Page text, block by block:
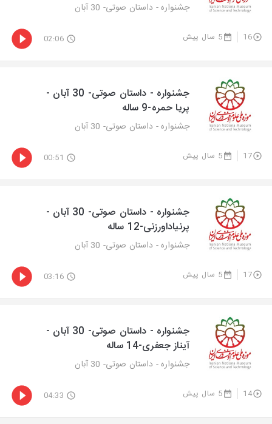
جشنواره - داستان صوتی- 30 آبان
16 5 سال پیش 02:06
جشنواره - داستان صوتی- 30 آبان -
پریا حمره-9 ساله
جشنواره - داستان صوتی- 30 آبان
17 5 سال پیش 00:51
جشنواره - داستان صوتی- 30 آبان -
پرنیاداورزنی-12 ساله
جشنواره - داستان صوتی- 30 آبان
17 5 سال پیش 03:16
جشنواره - داستان صوتی- 30 آبان -
آیناز جعفری-14 ساله
جشنواره - داستان صوتی- 30 آبان
14 5 سال پیش 04:33